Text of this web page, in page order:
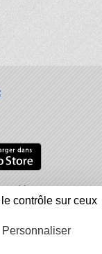
inapproprié
Connexion
contrôle sur ceux
Personnaliser